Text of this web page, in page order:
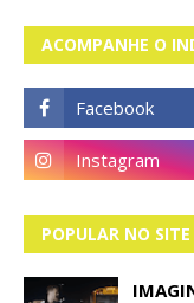
ACOMPANHE O
POPULAR NO SITE